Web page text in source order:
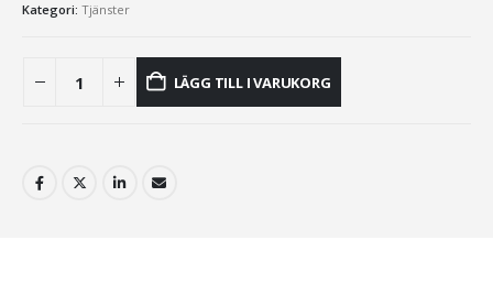
Kategori: Tjänster
LÄGG TILL I VARUKORG